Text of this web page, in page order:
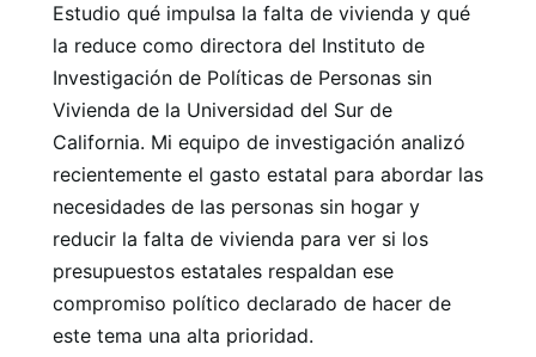
Estudio qué impulsa la falta de vivienda y qué
la reduce como directora del Instituto de
Investigación de Políticas de Personas sin
Vivienda de la Universidad del Sur de
California. Mi equipo de investigación analizó
recientemente el gasto estatal para abordar las
necesidades de las personas sin hogar y
reducir la falta de vivienda para ver si los
presupuestos estatales respaldan ese
compromiso político declarado de hacer de
este tema una alta prioridad.